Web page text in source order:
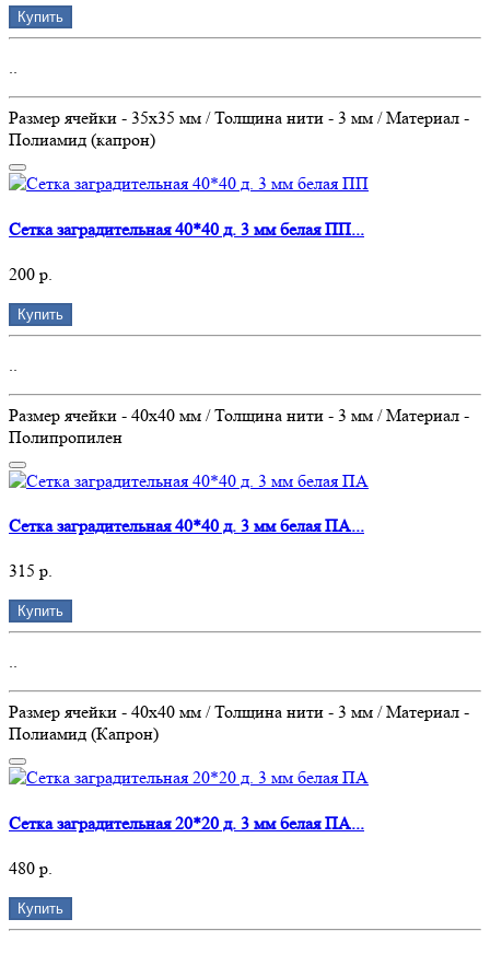
Купить
..
Размер ячейки - 35х35 мм / Толщина нити - 3 мм / Материал -
Полиамид (капрон)
Сетка заградительная 40*40 д. 3 мм белая ПП...
200 р.
Купить
..
Размер ячейки - 40х40 мм / Толщина нити - 3 мм / Материал -
Полипропилен
Сетка заградительная 40*40 д. 3 мм белая ПА...
315 р.
Купить
..
Размер ячейки - 40х40 мм / Толщина нити - 3 мм / Материал -
Полиамид (Капрон)
Сетка заградительная 20*20 д. 3 мм белая ПА...
480 р.
Купить